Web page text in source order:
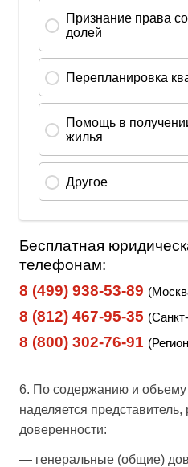
Бесплатная
телефонам:
8 (499) 938-53-89
8 (812) 467-95-35
8 (800) 302-76-91
6. По содержанию и
наделяется
доверенности:
— генеральные (общие)